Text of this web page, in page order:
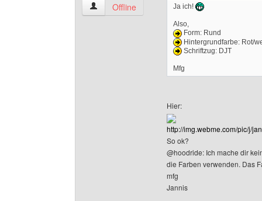
jannis4live Benutzer-Profile anzeigen
Offline Ja ich!
Also,
Form: Rund
Hintergrundfarbe: Rot/
Schriftzug: DJT
Mfg
Hier:
http://img.webme.com/pic/j/
So ok?
@hoodride: Ich mache dir
die Farben verwenden. Das
mfg
Jannis